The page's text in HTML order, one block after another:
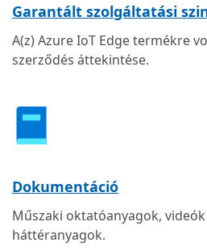
Garantált szolgáltatási
A(z) Azure IoT Edge termékre
szerződés áttekintése.
Dokumentáció
Műszaki oktatóanyagok,
háttéranyagok.